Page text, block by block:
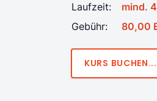
Laufzeit:
mind.
Gebühr:
80,00
KURS BUCHEN...